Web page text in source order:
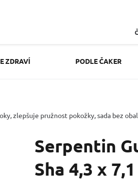
ZDRAVÍ PODLE ČAKER
zlepšuje pružnost pokožky, sada bez
Serpentin
Sha 4,3 x